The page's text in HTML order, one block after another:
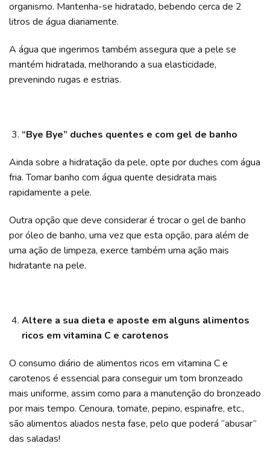
organismo. Mantenha-se hidratado, bebendo cerca de 2
litros de água diariamente.
A água que ingerimos também assegura que a pele se
mantém hidratada, melhorando a sua elasticidade,
prevenindo rugas e estrias.
“Bye Bye” duches quentes e com gel de banho
Ainda sobre a hidratação da pele, opte por duches com água
fria. Tomar banho com água quente desidrata mais
rapidamente a pele.
Outra opção que deve considerar é trocar o gel de banho
por óleo de banho, uma vez que esta opção, para além de
uma ação de limpeza, exerce também uma ação mais
hidratante na pele.
Altere a sua dieta e aposte em alguns alimentos
ricos em vitamina C e carotenos
O consumo diário de alimentos ricos em vitamina C e
carotenos é essencial para conseguir um tom bronzeado
mais uniforme, assim como para a manutenção do bronzeado
por mais tempo. Cenoura, tomate, pepino, espinafre, etc.,
são alimentos aliados nesta fase, pelo que poderá “abusar”
das saladas!